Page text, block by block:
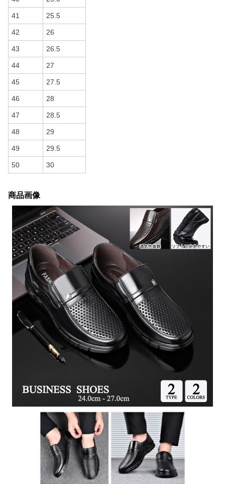
41 25.5
42 26
43 26.5
44 27
45 27.5
46 28
47 28.5
48 29
49 29.5
50 30
商品画像